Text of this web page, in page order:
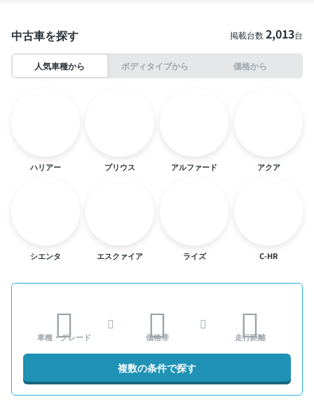
中古車を探す 掲載台数2,013台
人気車種から ボディタイプから 価格から
ハリアー プリウス アルファード アクア
シエンタ エスクァイア ライズ C-HR
車種・グレード 価格帯 走行距離
複数の条件で探す